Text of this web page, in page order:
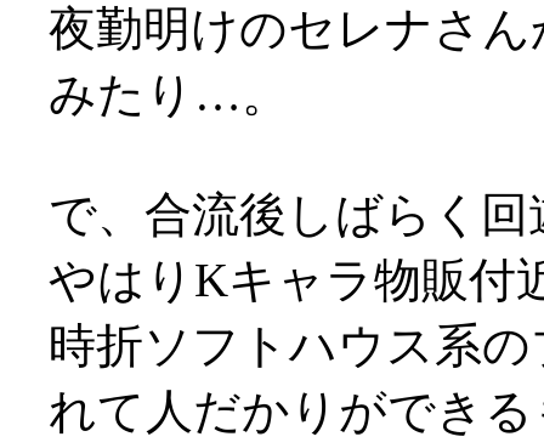
夜勤明けのセレナさ
みたり…。
で、合流後しばらく
やはりKキャラ物販付
時折ソフトハウス系
れて人だかりができ